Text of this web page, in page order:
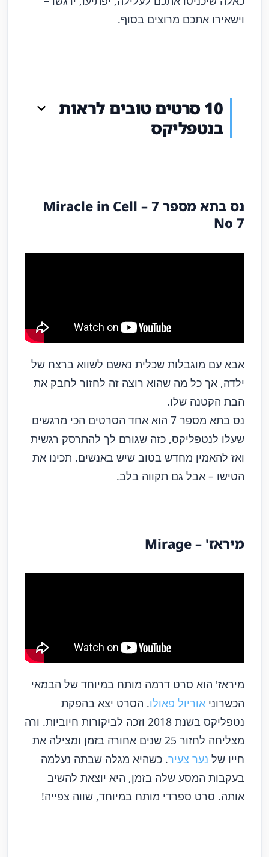
וישאירו אתכם מרוצים בסוף.
10 סרטים טובים לראות
בנטפליקס
נס בתא מספר 7 – Miracle in Cell
No 7
אבא עם מוגבלות שכלית נאשם לשווא ברצח של
ילדה, אך כל מה שהוא רוצה זה לחזור לחבק את
הבת הקטנה שלו.
נס בתא מספר 7 הוא אחד הסרטים הכי מרגשים
שעלו לנטפליקס, כזה שגורם לך להתרסק רגשית
ואז להאמין מחדש בטוב שיש באנשים. תכינו את
הטישו – אבל גם תקווה בלב.
מיראז' – Mirage
מיראז' הוא סרט דרמה מותח במיוחד של הבמאי
הכשרוני אוריול פאולו. הסרט יצא בהפקת
נטפליקס בשנת 2018 וזכה לביקורות חיוביות.
ורה
מצליחה לחזור 25 שנים אחורה בזמן ומצילה את
חייו של נער צעיר. כשהיא מגלה שבתה נעלמה
בעקבות המסע שלה בזמן, היא יוצאת להשיב
אותה. סרט ספרדי מותח במיוחד, שווה צפייה!